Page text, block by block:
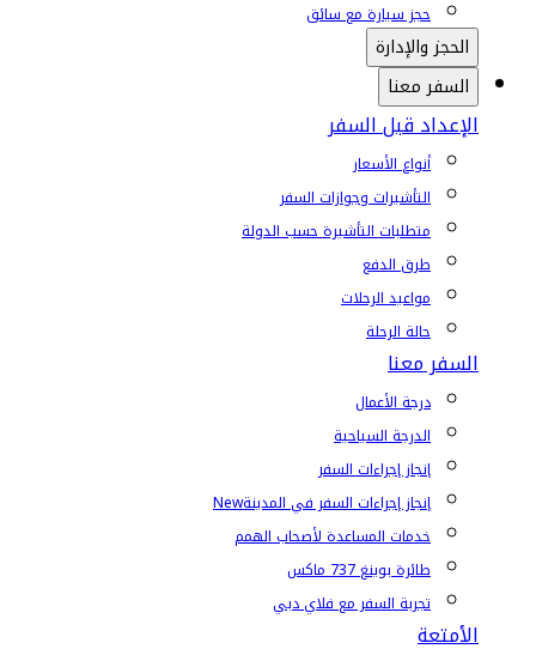
حجز سيارة مع سائق
الحجز والإدارة
السفر معنا
الإعداد قبل السفر
أنواع الأسعار
التأشيرات وجوازات السفر
متطلبات التأشيرة حسب الدولة
طرق الدفع
مواعيد الرحلات
حالة الرحلة
السفر معنا
درجة الأعمال
الدرجة السياحية
إنجاز إجراءات السفر
إنجاز إجراءات السفر في المدينةNew
خدمات المساعدة لأصحاب الهمم
طائرة بوينغ 737 ماكس
تجربة السفر مع فلاي دبي
الأمتعة